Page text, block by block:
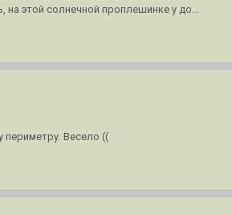
на этой солнечной проплешинке у до...
Весело ((